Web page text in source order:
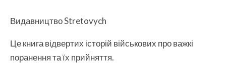
Видавництво Stretovych
Це книга відвертих історій військових про важкі
поранення та їх прийняття.